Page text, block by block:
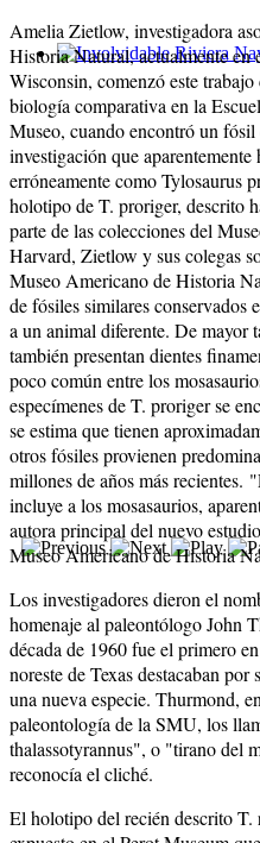
Involvidable Riviera
Amelia Zietlow, investigadora
Historia Natural, actualmente en
Wisconsin, comenzó este
biología comparativa en la
Museo, cuando encontró un
investigación que
erróneamente como Tylosaurus
holotipo de T. proriger, descrito
parte de las colecciones del
Harvard, Zietlow y sus colegas
Museo Americano de Historia
de fósiles similares conservados
a un animal diferente. De mayor
también presentan dientes
poco común entre los
especímenes de T. proriger se
se estima que tienen
otros fósiles provienen
millones de años más recientes.
incluye a los mosasaurios,
autora principal del nuevo
Museo Americano de Historia
Los investigadores dieron el
homenaje al paleontólogo John
década de 1960 fue el primero
noreste de Texas destacaban
una nueva especie. Thurmond,
paleontología de la SMU, los
thalassotyrannus", o "tirano del
reconocía el cliché.
El holotipo del recién descrito T.